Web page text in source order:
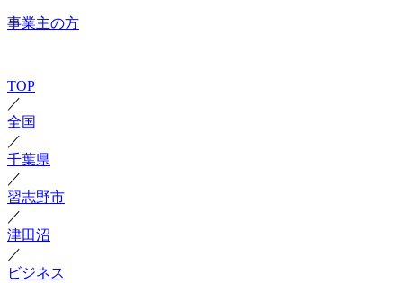
事業主の方
TOP
／
全国
／
千葉県
／
習志野市
／
津田沼
／
ビジネス